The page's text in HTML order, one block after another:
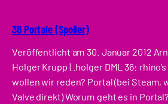
36 Portale (Spoiler)
Veröffentlicht am 30. Januar 2012
Holger Krupp | .holger DML 36:
wollen wir reden? Portal (bei Steam,
Valve direkt) Worum geht es in